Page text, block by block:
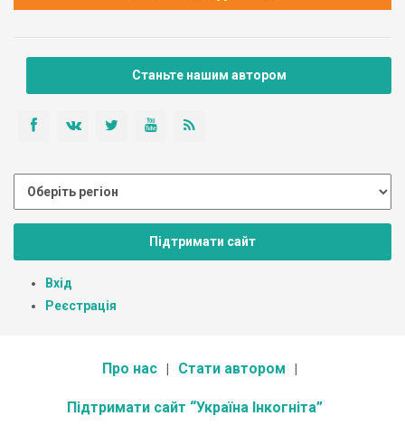
Станьте нашим автором
Підтримати сайт
Вхід
Реєстрація
Про нас Стати автором
Підтримати сайт “Україна Інкогніта”